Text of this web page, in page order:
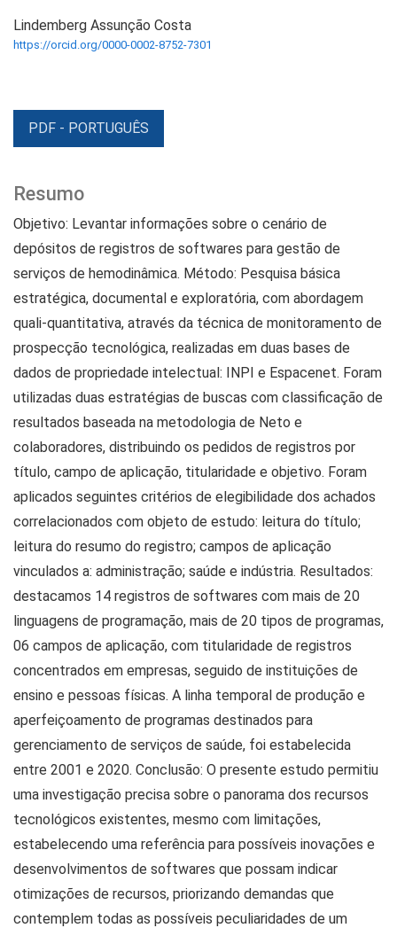
Lindemberg Assunção Costa
https://orcid.org/0000-0002-8752-7301
PDF - PORTUGUÊS
Resumo
Objetivo: Levantar informações sobre o cenário de
depósitos de registros de softwares para gestão de
serviços de hemodinâmica. Método: Pesquisa básica
estratégica, documental e exploratória, com abordagem
quali-quantitativa, através da técnica de monitoramento de
prospecção tecnológica, realizadas em duas bases de
dados de propriedade intelectual: INPI e Espacenet. Foram
utilizadas duas estratégias de buscas com classificação de
resultados baseada na metodologia de Neto e
colaboradores, distribuindo os pedidos de registros por
título, campo de aplicação, titularidade e objetivo. Foram
aplicados seguintes critérios de elegibilidade dos achados
correlacionados com objeto de estudo: leitura do título;
leitura do resumo do registro; campos de aplicação
vinculados a: administração; saúde e indústria. Resultados:
destacamos 14 registros de softwares com mais de 20
linguagens de programação, mais de 20 tipos de programas,
06 campos de aplicação, com titularidade de registros
concentrados em empresas, seguido de instituições de
ensino e pessoas físicas. A linha temporal de produção e
aperfeiçoamento de programas destinados para
gerenciamento de serviços de saúde, foi estabelecida
entre 2001 e 2020. Conclusão: O presente estudo permitiu
uma investigação precisa sobre o panorama dos recursos
tecnológicos existentes, mesmo com limitações,
estabelecendo uma referência para possíveis inovações e
desenvolvimentos de softwares que possam indicar
otimizações de recursos, priorizando demandas que
contemplem todas as possíveis peculiaridades de um